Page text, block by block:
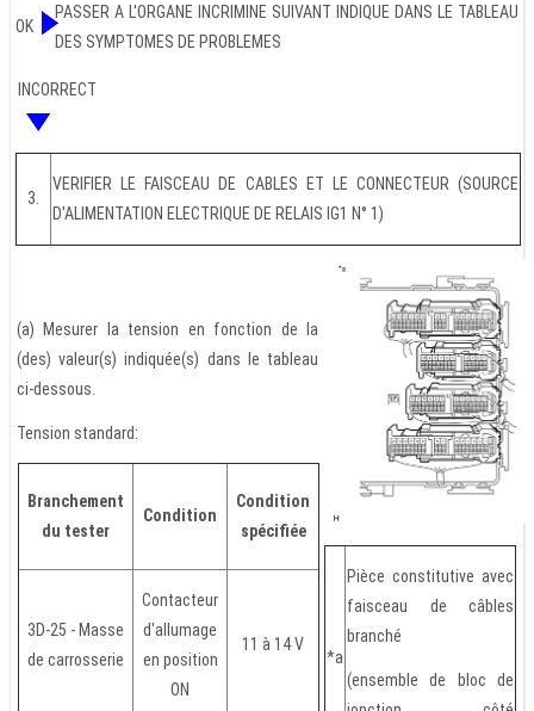
OK
PASSER A L'ORGANE INCRIMINE SUIVANT INDIQUE DANS LE TABLEAU
DES SYMPTOMES DE PROBLEMES
INCORRECT
3.
VERIFIER LE FAISCEAU DE CABLES ET LE CONNECTEUR (SOURCE
D'ALIMENTATION ELECTRIQUE DE RELAIS IG1 N° 1)
(a) Mesurer la tension en fonction de la
(des) valeur(s) indiquée(s) dans le tableau
ci-dessous.
Tension standard:
Branchement
du tester
Condition
Condition
spécifiée
3D-25 - Masse
de carrosserie
Contacteur
d'allumage
en position
ON
11 à 14 V
*a
Pièce constitutive avec
faisceau de câbles
branché
(ensemble de bloc de